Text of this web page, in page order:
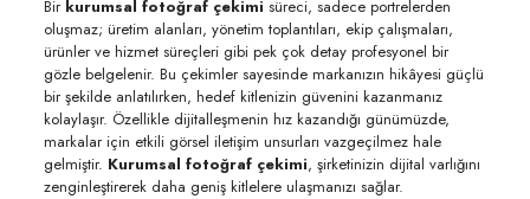
Bir kurumsal fotoğraf çekimi süreci, sadece portrelerden
oluşmaz; üretim alanları, yönetim toplantıları, ekip çalışmaları,
ürünler ve hizmet süreçleri gibi pek çok detay profesyonel bir
gözle belgelenir. Bu çekimler sayesinde markanızın hikâyesi güçlü
bir şekilde anlatılırken, hedef kitlenizin güvenini kazanmanız
kolaylaşır. Özellikle dijitalleşmenin hız kazandığı günümüzde,
markalar için etkili görsel iletişim unsurları vazgeçilmez hale
gelmiştir. Kurumsal fotoğraf çekimi, şirketinizin dijital varlığını
zenginleştirerek daha geniş kitlelere ulaşmanızı sağlar.